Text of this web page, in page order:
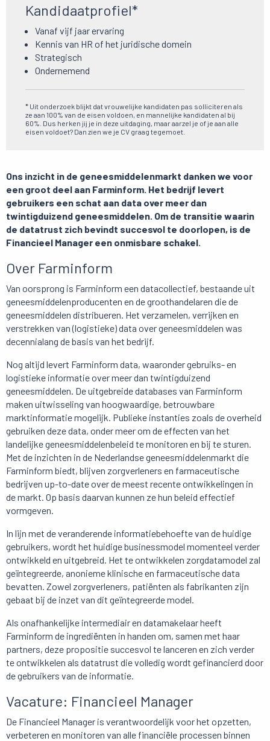
Kandidaatprofiel*
Vanaf vijf jaar ervaring
Kennis van HR of het juridische domein
Strategisch
Ondernemend
* Uit onderzoek blijkt dat vrouwelijke kandidaten pas solliciteren als
ze aan 100% van de eisen voldoen, en mannelijke kandidaten al bij
60%. Dus herken jij je in deze uitdaging, maar aarzel je of je aan alle
eisen voldoet? Dan zien we je CV graag tegemoet.
Ons inzicht in de geneesmiddelenmarkt danken we voor
een groot deel aan Farminform . Het bedrijf levert
gebruikers een schat aan data over meer dan
twintigduizend geneesmiddelen. Om de transitie waarin
de datatrust zich bevindt succesvol te doorlopen, is de
Financieel Manager een onmisbare schakel.
Over Farminform
Van oorsprong is Farminform een datacollectief, bestaande uit
geneesmiddelenproducenten en de groothandelaren die de
geneesmiddelen distribueren. Het verzamelen, verrijken en
verstrekken van (logistieke) data over geneesmiddelen was
decennialang de basis van het bedrijf.
Nog altijd levert Farminform data, waaronder gebruiks- en
logistieke informatie over meer dan twintigduizend
geneesmiddelen. De uitgebreide databases van Farminform
maken uitwisseling van hoogwaardige, betrouwbare
marktinformatie mogelijk. Publieke instanties zoals de overheid
gebruiken deze data, onder meer om de effecten van het
landelijke geneesmiddelenbeleid te monitoren en bij te sturen.
Met de inzichten in de Nederlandse geneesmiddelenmarkt die
Farminform biedt, blijven zorgverleners en farmaceutische
bedrijven up-to-date over de meest recente ontwikkelingen in
de markt. Op basis daarvan kunnen ze hun beleid effectief
vormgeven.
In lijn met de veranderende informatiebehoefte van de huidige
gebruikers, wordt het huidige businessmodel momenteel verder
ontwikkeld en uitgebreid. Het te ontwikkelen zorgdatamodel zal
geïntegreerde, anonieme klinische en farmaceutische data
bevatten. Zowel zorgverleners, patiënten als fabrikanten zijn
gebaat bij de inzet van dit geïntegreerde model.
Als onafhankelijke intermediair en datamakelaar heeft
Farminform de ingrediënten in handen om, samen met haar
partners, deze propositie succesvol te lanceren en zich verder
te ontwikkelen als datatrust die volledig wordt gefinancierd door
de gebruikers van de informatie.
Vacature: Financieel Manager
De Financieel Manager is verantwoordelijk voor het opzetten,
verbeteren en monitoren van alle financiële processen binnen